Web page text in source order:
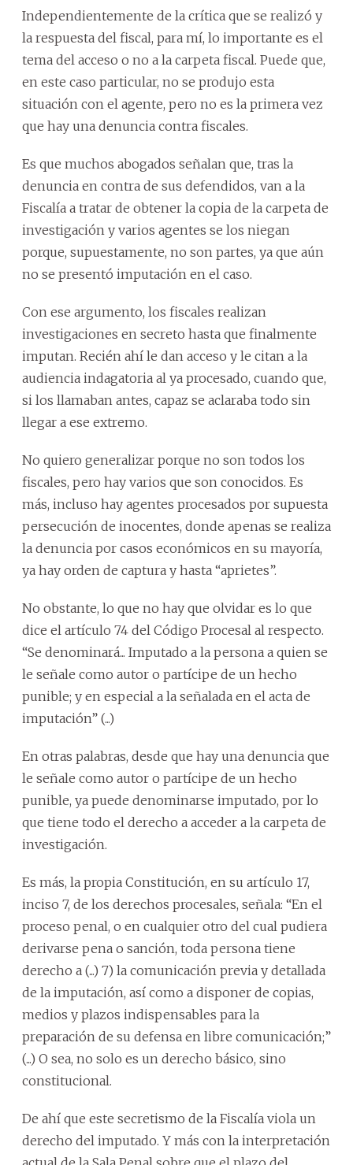
Independientemente de la crítica que se realizó y
la respuesta del fiscal, para mí, lo importante es el
tema del acceso o no a la carpeta fiscal. Puede que,
en este caso particular, no se produjo esta
situación con el agente, pero no es la primera vez
que hay una denuncia contra fiscales.
Es que muchos abogados señalan que, tras la
denuncia en contra de sus defendidos, van a la
Fiscalía a tratar de obtener la copia de la carpeta de
investigación y varios agentes se los niegan
porque, supuestamente, no son partes, ya que aún
no se presentó imputación en el caso.
Con ese argumento, los fiscales realizan
investigaciones en secreto hasta que finalmente
imputan. Recién ahí le dan acceso y le citan a la
audiencia indagatoria al ya procesado, cuando que,
si los llamaban antes, capaz se aclaraba todo sin
llegar a ese extremo.
No quiero generalizar porque no son todos los
fiscales, pero hay varios que son conocidos. Es
más, incluso hay agentes procesados por supuesta
persecución de inocentes, donde apenas se realiza
la denuncia por casos económicos en su mayoría,
ya hay orden de captura y hasta “aprietes”.
No obstante, lo que no hay que olvidar es lo que
dice el artículo 74 del Código Procesal al respecto.
“Se denominará... Imputado a la persona a quien se
le señale como autor o partícipe de un hecho
punible; y en especial a la señalada en el acta de
imputación” (...)
En otras palabras, desde que hay una denuncia que
le señale como autor o partícipe de un hecho
punible, ya puede denominarse imputado, por lo
que tiene todo el derecho a acceder a la carpeta de
investigación.
Es más, la propia Constitución, en su artículo 17,
inciso 7, de los derechos procesales, señala: “En el
proceso penal, o en cualquier otro del cual pudiera
derivarse pena o sanción, toda persona tiene
derecho a (...) 7) la comunicación previa y detallada
de la imputación, así como a disponer de copias,
medios y plazos indispensables para la
preparación de su defensa en libre comunicación;”
(...) O sea, no solo es un derecho básico, sino
constitucional.
De ahí que este secretismo de la Fiscalía viola un
derecho del imputado. Y más con la interpretación